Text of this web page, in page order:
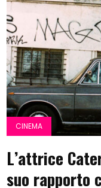
CINEMA
L’attrice
suo rapporto